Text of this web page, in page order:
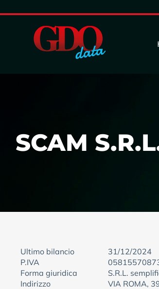
SCAM
Ultimo bilancio
31/12/2024
P.IVA
Forma giuridica
S.R.L.
Indirizzo
VIA ROMA,